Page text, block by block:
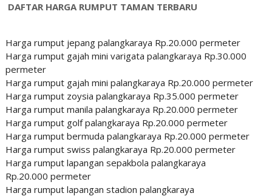
DAFTAR HARGA RUMPUT TAMAN TERBARU
Harga rumput jepang palangkaraya Rp.20.000 permeter
Harga rumput gajah mini varigata palangkaraya Rp.30.000
permeter
Harga rumput gajah mini palangkaraya Rp.20.000 permeter
Harga rumput zoysia palangkaraya Rp.35.000 permeter
Harga rumput manila palangkaraya Rp.20.000 permeter
Harga rumput golf palangkaraya Rp.20.000 permeter
Harga rumput bermuda palangkaraya Rp.20.000 permeter
Harga rumput swiss palangkaraya Rp.20.000 permeter
Harga rumput lapangan sepakbola palangkaraya
Rp.20.000 permeter
Harga rumput lapangan stadion palangkaraya